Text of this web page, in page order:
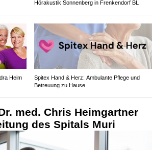
Hörakustik Sonnenberg in Frenkendorf BL
Heim
Spitex Hand & Herz: Ambulante Pflege und
Betreuung zu Hause
med. Chris Heimgartner
des Spitals Muri